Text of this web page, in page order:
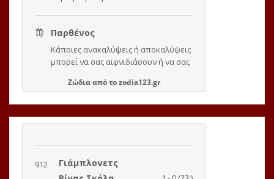
Ζώδιααπό τοzodia123.gr